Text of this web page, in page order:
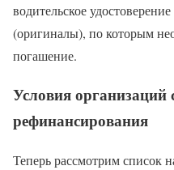
водительское
(оригиналы), по которым
погашение.
Условия
рефинансирования
Теперь рассмотрим список